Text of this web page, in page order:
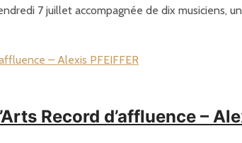
7 juillet accompagnée de dix musiciens,
Record d’affluence –